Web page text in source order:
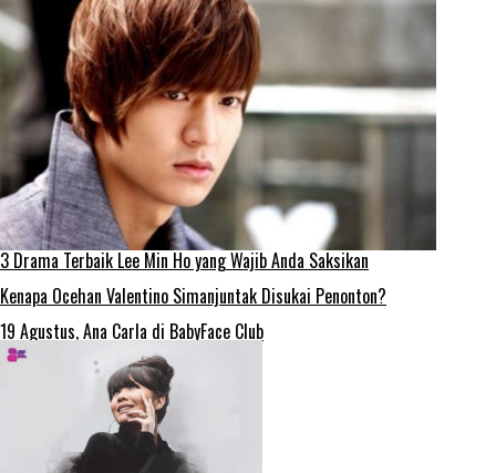
3 Drama Terbaik Lee Min Ho yang Wajib Anda Saksikan
Kenapa Ocehan Valentino Simanjuntak Disukai Penonton?
19 Agustus, Ana Carla di BabyFace Club